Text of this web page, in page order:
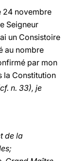
24 novembre
Seigneur
un Consistoire
au nombre
par mon
la Constitution
n. 33), je
de la